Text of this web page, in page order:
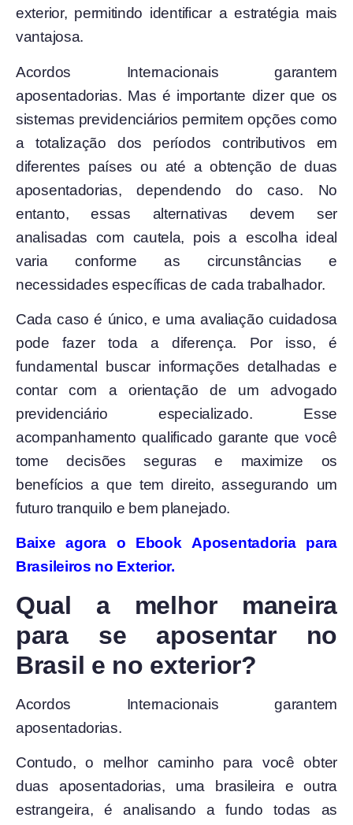
exterior, permitindo identificar a estratégia mais
vantajosa.
Acordos Internacionais garantem
aposentadorias. Mas é importante dizer que os
sistemas previdenciários permitem opções como
a totalização dos períodos contributivos em
diferentes países ou até a obtenção de duas
aposentadorias, dependendo do caso. No
entanto, essas alternativas devem ser
analisadas com cautela, pois a escolha ideal
varia conforme as circunstâncias e
necessidades específicas de cada trabalhador.
Cada caso é único, e uma avaliação cuidadosa
pode fazer toda a diferença. Por isso, é
fundamental buscar informações detalhadas e
contar com a orientação de um advogado
previdenciário especializado. Esse
acompanhamento qualificado garante que você
tome decisões seguras e maximize os
benefícios a que tem direito, assegurando um
futuro tranquilo e bem planejado.
Baixe agora o Ebook Aposentadoria para
Brasileiros no Exterior.
Qual a melhor maneira
para se aposentar no
Brasil e no exterior?
Acordos Internacionais garantem
aposentadorias.
Contudo, o melhor caminho para você obter
duas aposentadorias, uma brasileira e outra
estrangeira, é analisando a fundo todas as